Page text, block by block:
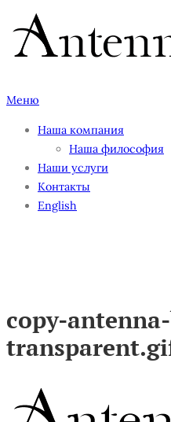
Перейти
содержимому
Меню
Наша компания
Наша философия
Наши услуги
Контакты
English
copy-